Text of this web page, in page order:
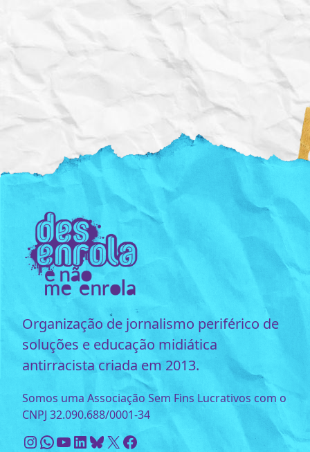
Organização de jornalismo periférico de
soluções e educação midiática
antirracista criada em 2013.
Somos uma Associação Sem Fins Lucrativos com o
CNPJ 32.090.688/0001-34
Instagram
WhatsApp
Youtube
LinkedIn
Bluesky
X Facebook